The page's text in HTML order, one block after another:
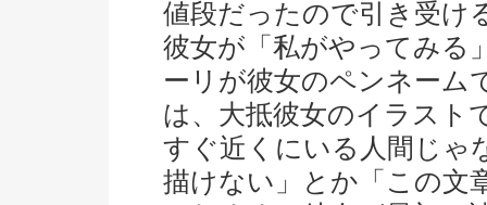
値段だったので引き受け
彼女が「私がやってみる
ーリが彼女のペンネーム
は、大抵彼女のイラスト
すぐ近くにいる人間じゃ
描けない」とか「この文